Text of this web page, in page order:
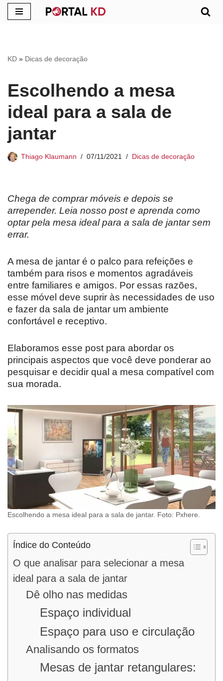
conteúdo
KD » Dicas de decoração
Escolhendo a mesa
ideal para a sala de
jantar
Thiago Klaumann 07/11/2021 Dicas de decoração
Chega de comprar móveis e depois se
arrepender. Leia nosso post e aprenda como
optar pela mesa ideal para a sala de jantar sem
errar.
A mesa de jantar é o palco para refeições e
também para risos e momentos agradáveis
entre familiares e amigos. Por essas razões,
esse móvel deve suprir às necessidades de uso
e fazer da sala de jantar um ambiente
confortável e receptivo.
Elaboramos esse post para abordar os
principais aspectos que você deve ponderar ao
pesquisar e decidir qual a mesa compatível com
sua morada.
Escolhendo a mesa ideal para a sala de jantar. Foto: Pxhere.
Índice do Conteúdo
O que analisar para selecionar a mesa
ideal para a sala de jantar
Dê olho nas medidas
Espaço individual
Espaço para uso e circulação
Analisando os formatos
Mesas de jantar retangulares: